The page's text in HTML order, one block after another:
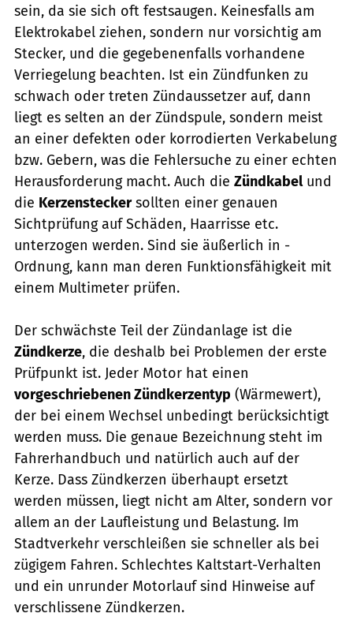
sein, da sie sich oft festsaugen. Keinesfalls am
Elektrokabel ziehen, sondern nur vorsichtig am
Stecker, und die gegebenenfalls vorhandene
Verriegelung beachten. Ist ein Zündfunken zu
schwach oder treten Zündaussetzer auf, dann
liegt es selten an der Zündspule, sondern meist
an einer defekten oder korrodierten Verkabelung
bzw. Gebern, was die Fehler­suche zu einer echten
Herausforderung macht. Auch die Zündkabelund
die Kerzensteckersollten einer genauen
Sichtprüfung auf Schäden, Haarrisse etc.
unterzogen werden. Sind sie äußerlich in ­
Ordnung, kann man deren Funktions­fähigkeit mit
­einem Multimeter prüfen.
Der schwächste Teil der Zündanlage ist die
Zündkerze, die deshalb bei Problemen der erste
Prüfpunkt ist. Jeder Motor hat einen
vorgeschriebenen Zündkerzentyp (Wärmewert),
der bei einem Wechsel unbedingt berücksichtigt
werden muss. Die genaue Bezeichnung steht im
Fahrerhandbuch und natürlich auch auf der
Kerze. Dass Zündkerzen überhaupt ersetzt
werden müssen, liegt nicht am Alter, sondern vor
allem an der Laufleistung und Belastung. Im
Stadtverkehr verschleißen sie schneller als bei
zügigem Fahren. Schlechtes Kaltstart-Verhalten
und ein ­unrunder Motorlauf sind Hinweise auf
verschlissene Zündkerzen.